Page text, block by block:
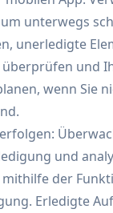
und
Zeitplanung
des
und
Kollaboration:
über verteilte
unterwegs
unerledigte
und
wenn Sie
und
der
Erledigte